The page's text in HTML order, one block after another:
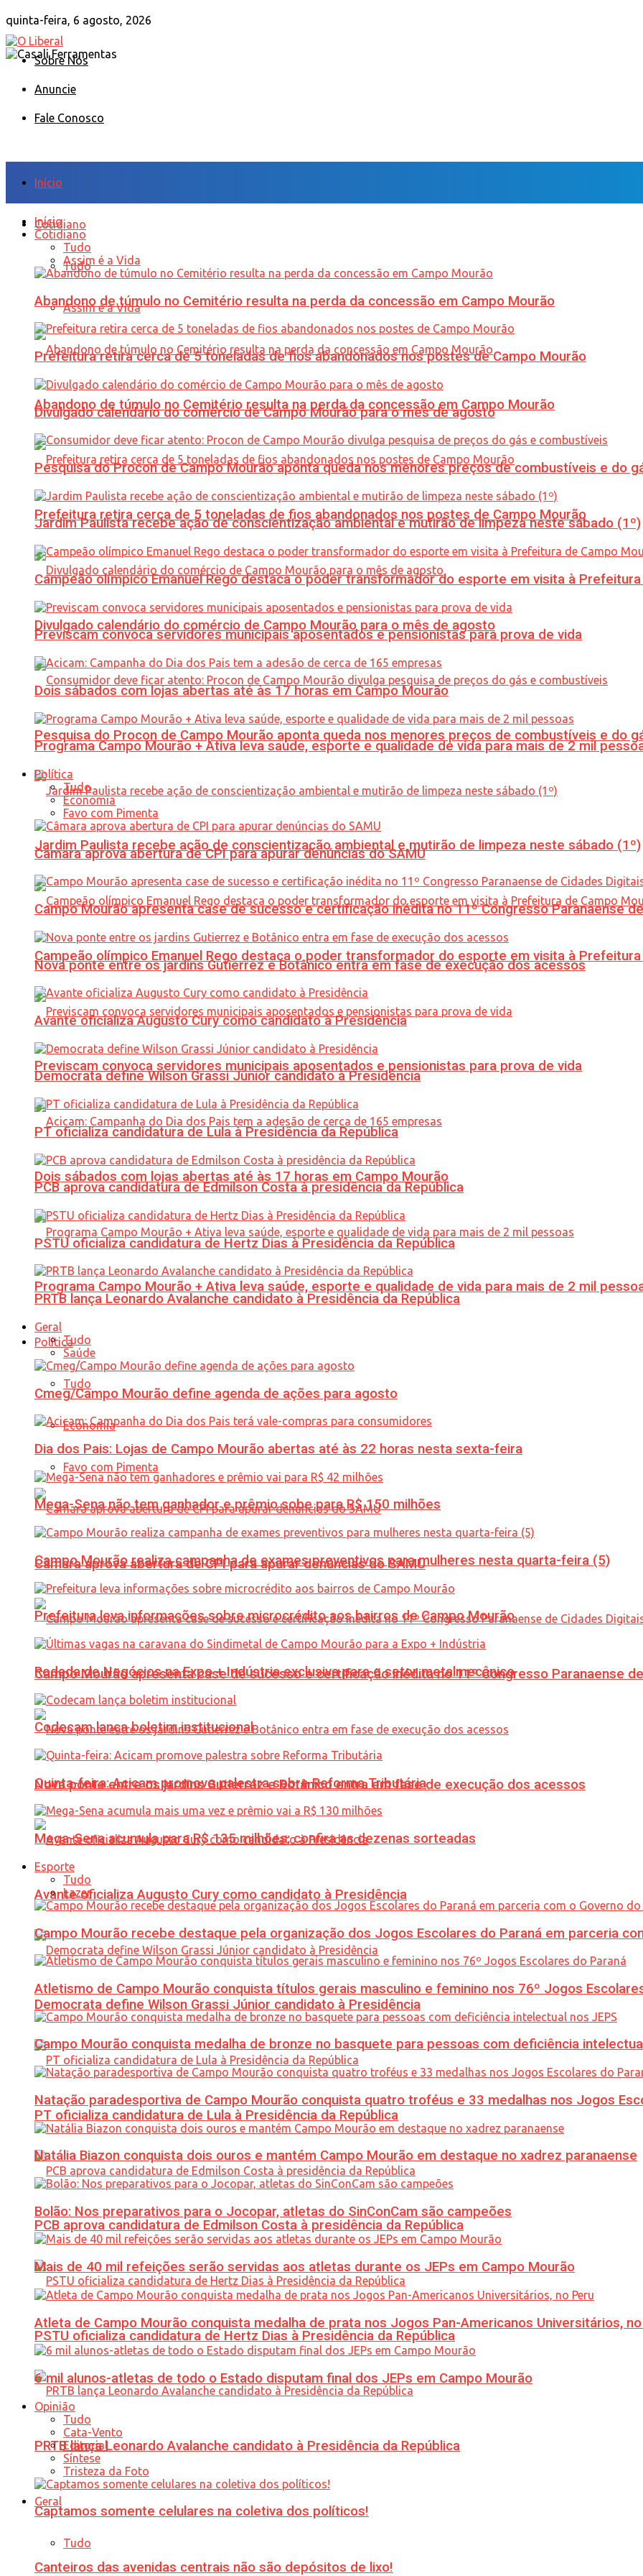
quinta-feira, 6 agosto, 2026
Sobre Nós
Anuncie
Fale Conosco
Início
Cotidiano
Tudo
Assim é a Vida
Abandono de túmulo no Cemitério resulta na perda da concessão em Campo Mourão
Prefeitura retira cerca de 5 toneladas de fios abandonados nos postes de Campo Mourão
Divulgado calendário do comércio de Campo Mourão para o mês de agosto
Pesquisa do Procon de Campo Mourão aponta queda nos menores preços de combustíveis e do
Jardim Paulista recebe ação de conscientização ambiental e mutirão de limpeza neste sábado (1º)
Campeão olímpico Emanuel Rego destaca o poder transformador do esporte em visita à
Previscam convoca servidores municipais aposentados e pensionistas para prova de vida
Dois sábados com lojas abertas até às 17 horas em Campo Mourão
Programa Campo Mourão + Ativa leva saúde, esporte e qualidade de vida para mais de 2 mil
Política
Tudo
Economia
Favo com Pimenta
Câmara aprova abertura de CPI para apurar denúncias do SAMU
Campo Mourão apresenta case de sucesso e certificação inédita no 11º Congresso Paranaense
Nova ponte entre os jardins Gutierrez e Botânico entra em fase de execução dos acessos
Avante oficializa Augusto Cury como candidato à Presidência
Democrata define Wilson Grassi Júnior candidato à Presidência
PT oficializa candidatura de Lula à Presidência da República
PCB aprova candidatura de Edmilson Costa à presidência da República
PSTU oficializa candidatura de Hertz Dias à Presidência da República
PRTB lança Leonardo Avalanche candidato à Presidência da República
Geral
Tudo
Início
Cotidiano
Tudo
Assim é a Vida
Abandono de túmulo no Cemitério resulta na perda da concessão em Campo Mourão
Prefeitura retira cerca de 5 toneladas de fios abandonados nos postes de Campo Mourão
Divulgado calendário do comércio de Campo Mourão para o mês de agosto
Pesquisa do Procon de Campo Mourão aponta queda nos menores preços de combustíveis e do
Jardim Paulista recebe ação de conscientização ambiental e mutirão de limpeza neste sábado (1º)
Campeão olímpico Emanuel Rego destaca o poder transformador do esporte em visita à
Previscam convoca servidores municipais aposentados e pensionistas para prova de vida
Dois sábados com lojas abertas até às 17 horas em Campo Mourão
Programa Campo Mourão + Ativa leva saúde, esporte e qualidade de vida para mais de 2 mil
Política
Tudo
Economia
Favo com Pimenta
Câmara aprova abertura de CPI para apurar denúncias do SAMU
Campo Mourão apresenta case de sucesso e certificação inédita no 11º Congresso Paranaense
Nova ponte entre os jardins Gutierrez e Botânico entra em fase de execução dos acessos
Avante oficializa Augusto Cury como candidato à Presidência
Democrata define Wilson Grassi Júnior candidato à Presidência
PT oficializa candidatura de Lula à Presidência da República
PCB aprova candidatura de Edmilson Costa à presidência da República
PSTU oficializa candidatura de Hertz Dias à Presidência da República
PRTB lança Leonardo Avalanche candidato à Presidência da República
Geral
Tudo
Saúde
Cmeg/Campo Mourão define agenda de ações para agosto
Dia dos Pais: Lojas de Campo Mourão abertas até às 22 horas nesta sexta-feira
Mega-Sena não tem ganhador e prêmio sobe para R$ 150 milhões
Campo Mourão realiza campanha de exames preventivos para mulheres nesta quarta-feira (5)
Prefeitura leva informações sobre microcrédito aos bairros de Campo Mourão
Rodada de Negócios na Expo + Indústria exclusiva para o setor metalmecânico
Codecam lança boletim institucional
Quinta-feira: Acicam promove palestra sobre Reforma Tributária
Mega-Sena acumula para R$ 135 milhões; confira as dezenas sorteadas
Esporte
Tudo
Lazer
Campo Mourão recebe destaque pela organização dos Jogos Escolares do Paraná em parceria
Atletismo de Campo Mourão conquista títulos gerais masculino e feminino nos 76º Jogos
Campo Mourão conquista medalha de bronze no basquete para pessoas com deficiência
Natação paradesportiva de Campo Mourão conquista quatro troféus e 33 medalhas nos Jogos
Natália Biazon conquista dois ouros e mantém Campo Mourão em destaque no xadrez paranaense
Bolão: Nos preparativos para o Jocopar, atletas do SinConCam são campeões
Mais de 40 mil refeições serão servidas aos atletas durante os JEPs em Campo Mourão
Atleta de Campo Mourão conquista medalha de prata nos Jogos Pan-Americanos Universitários,
6 mil alunos-atletas de todo o Estado disputam final dos JEPs em Campo Mourão
Opinião
Tudo
Cata-Vento
Editorial
Síntese
Tristeza da Foto
Captamos somente celulares na coletiva dos políticos!
Canteiros das avenidas centrais não são depósitos de lixo!